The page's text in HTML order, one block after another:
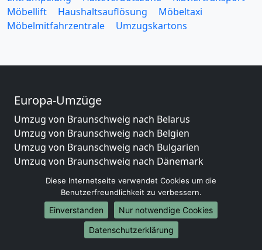
Möbellift
Haushaltsauflösung
Möbeltaxi
Möbelmitfahrzentrale
Umzugskartons
Europa-Umzüge
Umzug von Braunschweig nach Belarus
Umzug von Braunschweig nach Belgien
Umzug von Braunschweig nach Bulgarien
Umzug von Braunschweig nach Dänemark
Umzug von Braunschweig nach England
Umzug von Braunschweig nach Portugal
Umzug von Braunschweig nach Bosnien
und Herzegowina
Umzug von Braunschweig nach Irland
Diese Internetseite verwendet Cookies um die
Benutzerfreundlichkeit zu verbessern.
Einverstanden
Nur notwendige Cookies
Datenschutzerklärung